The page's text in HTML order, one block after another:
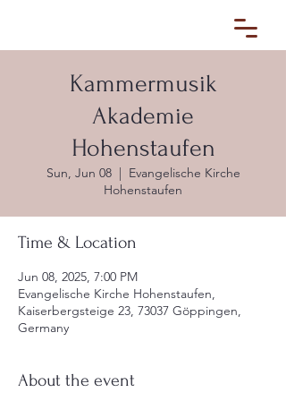
Kammermusik
Akademie
Hohenstaufen
Sun, Jun 08
  |
Evangelische Kirche
Hohenstaufen
Time & Location
Jun 08, 2025, 7:00 PM
Evangelische Kirche Hohenstaufen,
Kaiserbergsteige 23, 73037 Göppingen,
Germany
About the event